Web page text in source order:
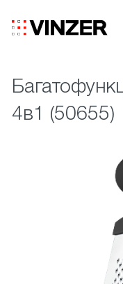
4в1 (50655)